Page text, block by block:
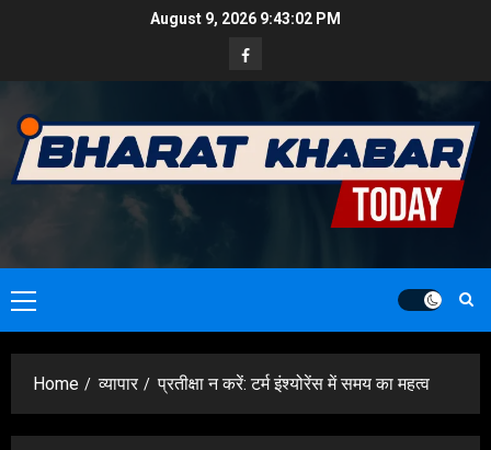
August 9, 2026 9:43:03 PM
Facebook
Primary
Menu
Home व्यापार प्रतीक्षा न करें: टर्म इंश्योरेंस में समय का महत्व